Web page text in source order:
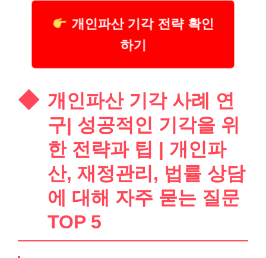
개인파산 기각 전략 확인
하기
개인파산 기각 사례 연
구| 성공적인 기각을 위
한 전략과 팁 | 개인파
산, 재정관리, 법률 상담
에 대해 자주 묻는 질문
TOP 5